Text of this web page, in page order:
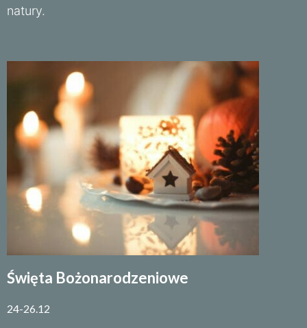
natury.
Święta Bożonarodzeniowe
24-26.12